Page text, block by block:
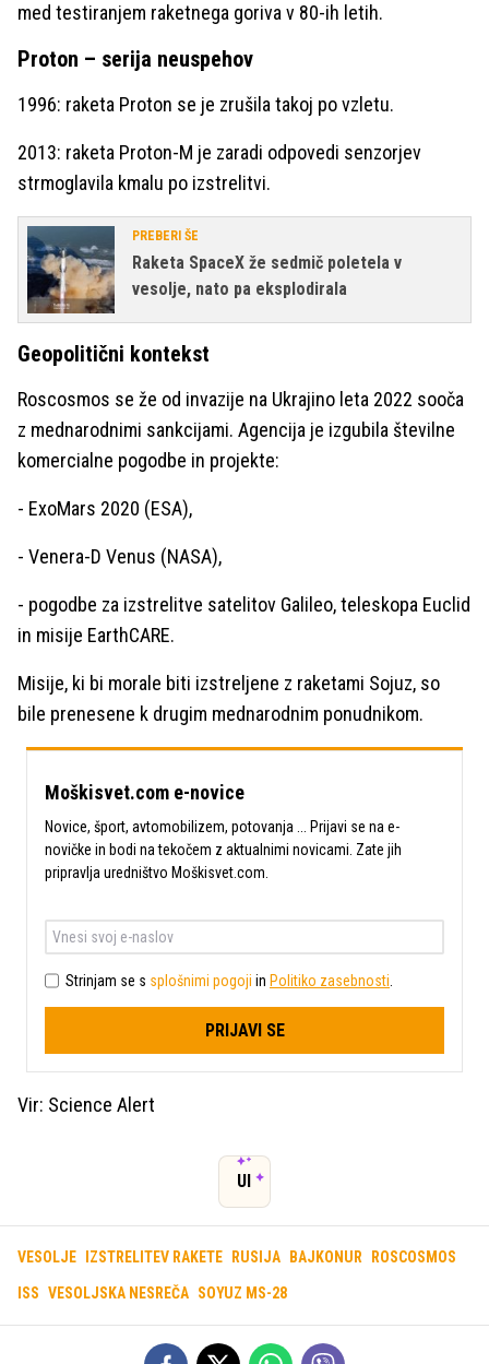
med testiranjem raketnega goriva v 80-ih letih.
Proton – serija neuspehov
1996: raketa Proton se je zrušila takoj po vzletu.
2013: raketa Proton-M je zaradi odpovedi senzorjev
strmoglavila kmalu po izstrelitvi.
PREBERI ŠE
Raketa SpaceX že sedmič poletela v
vesolje, nato pa eksplodirala
Geopolitični kontekst
Roscosmos se že od invazije na Ukrajino leta 2022 sooča
z mednarodnimi sankcijami. Agencija je izgubila številne
komercialne pogodbe in projekte:
- ExoMars 2020 (ESA),
- Venera-D Venus (NASA),
- pogodbe za izstrelitve satelitov Galileo, teleskopa Euclid
in misije EarthCARE.
Misije, ki bi morale biti izstreljene z raketami Sojuz, so
bile prenesene k drugim mednarodnim ponudnikom.
Moškisvet.com e-novice
Novice, šport, avtomobilizem, potovanja ... Prijavi se na e-
novičke in bodi na tekočem z aktualnimi novicami. Zate jih
pripravlja uredništvo Moškisvet.com.
Strinjam se s splošnimi pogoji in Politiko zasebnosti
PRIJAVI SE
Vir: Science Alert
UI
VESOLJE IZSTRELITEV RAKETE RUSIJA BAJKONUR ROSCOSMOS
ISS VESOLJSKA NESREČA SOYUZ MS-28